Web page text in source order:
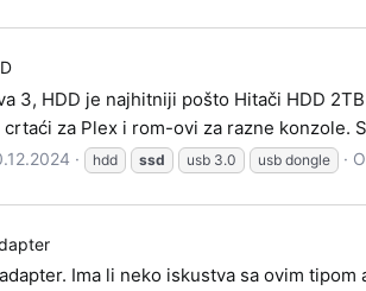
3, HDD je najhitniji pošto Hitači HDD
za Plex i rom-ovi za razne konzole.
hdd ssd usb 3.0 usb dongle
Ima li neko iskustva sa ovim